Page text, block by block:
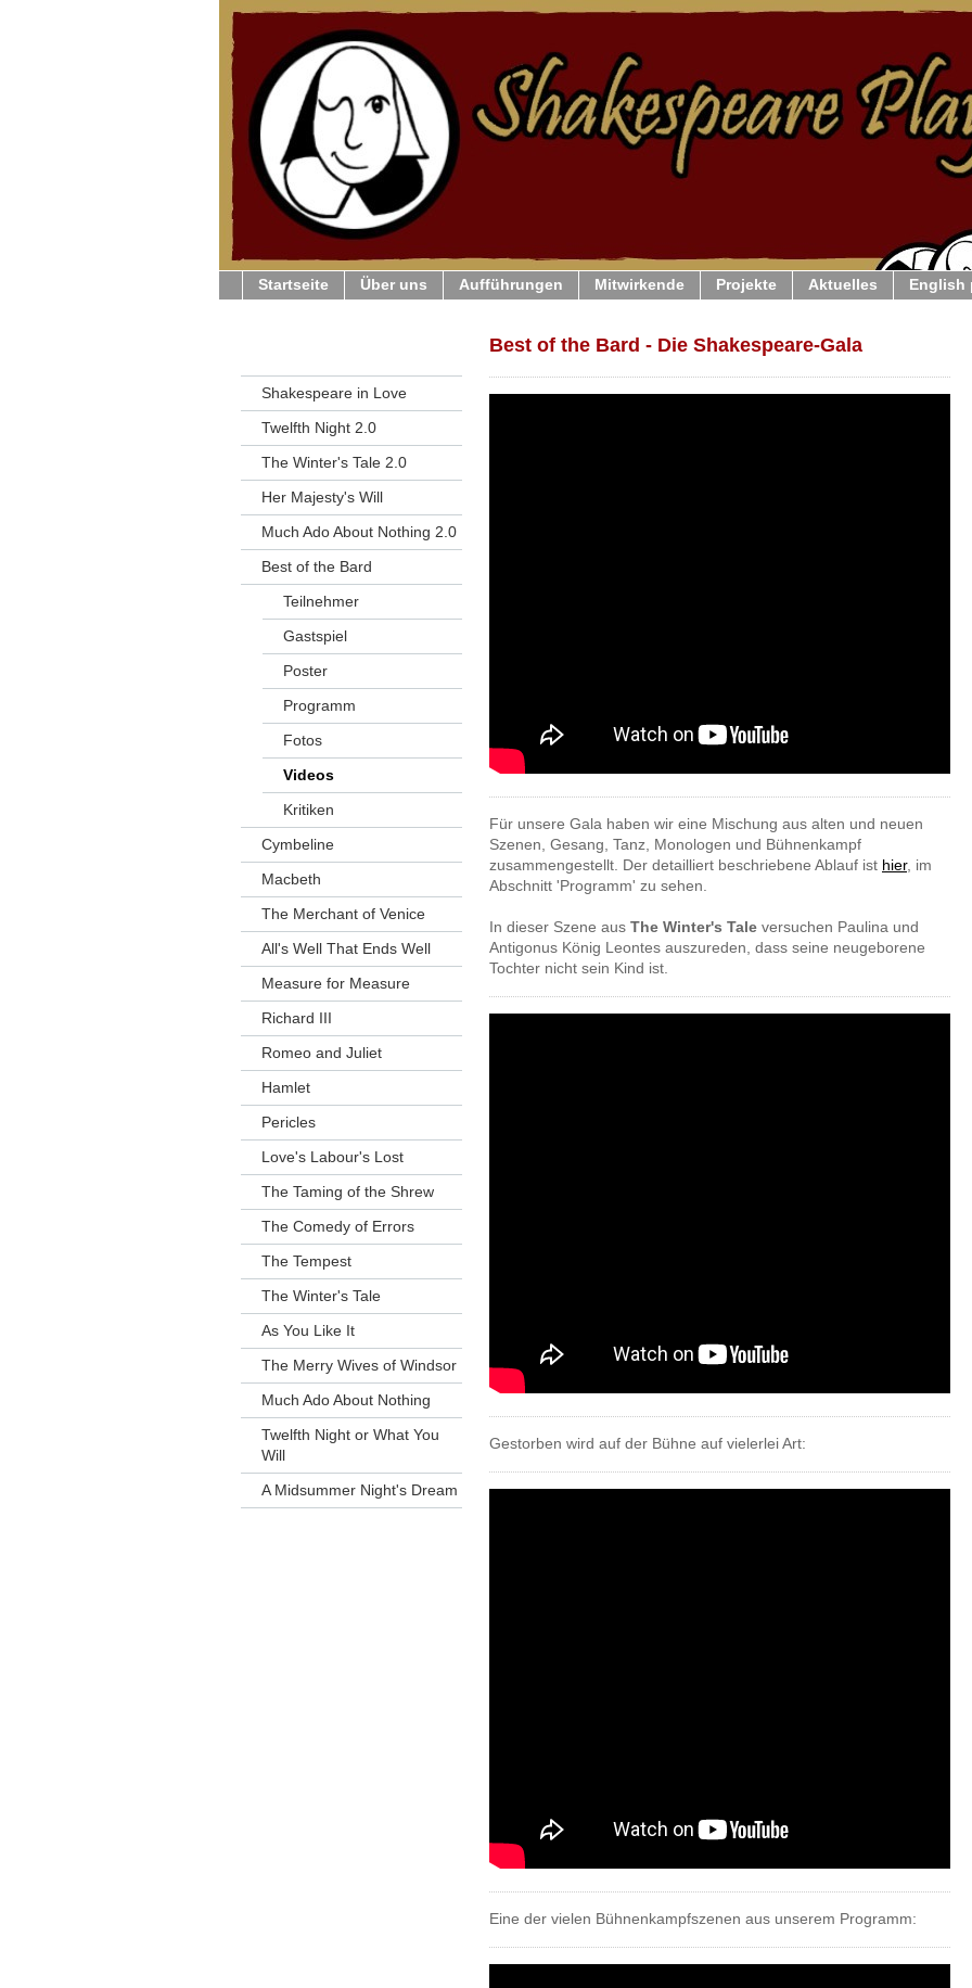
Startseite Über uns Aufführungen Mitwirkende Projekte Aktuelles English
Shakespeare in Love
Twelfth Night 2.0
The Winter's Tale 2.0
Her Majesty's Will
Much Ado About Nothing 2.0
Best of the Bard
Teilnehmer
Gastspiel
Poster
Programm
Fotos
Videos
Kritiken
Cymbeline
Macbeth
The Merchant of Venice
All's Well That Ends Well
Measure for Measure
Richard III
Romeo and Juliet
Hamlet
Pericles
Love's Labour's Lost
The Taming of the Shrew
The Comedy of Errors
The Tempest
The Winter's Tale
As You Like It
The Merry Wives of Windsor
Much Ado About Nothing
Twelfth Night or What You
Will
A Midsummer Night's Dream
Best of the Bard - Die Shakespeare-Gala
Für unsere Gala haben wir eine Mischung aus alten und neuen
Szenen, Gesang, Tanz, Monologen und Bühnenkampf
zusammengestellt. Der detailliert beschriebene Ablauf ist hier, im
Abschnitt 'Programm' zu sehen.
In dieser Szene aus The Winter's Tale versuchen Paulina und
Antigonus König Leontes auszureden, dass seine neugeborene
Tochter nicht sein Kind ist.
Gestorben wird auf der Bühne auf vielerlei Art:
Eine der vielen Bühnenkampfszenen aus unserem Programm: